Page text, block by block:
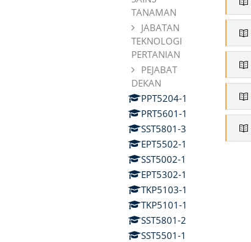
TANAMAN
JABATAN
TEKNOLOGI
PERTANIAN
PEJABAT
DEKAN
PPT5204-1
PRT5601-1
SST5801-3
EPT5502-1
SST5002-1
EPT5302-1
TKP5103-1
TKP5101-1
SST5801-2
SST5501-1